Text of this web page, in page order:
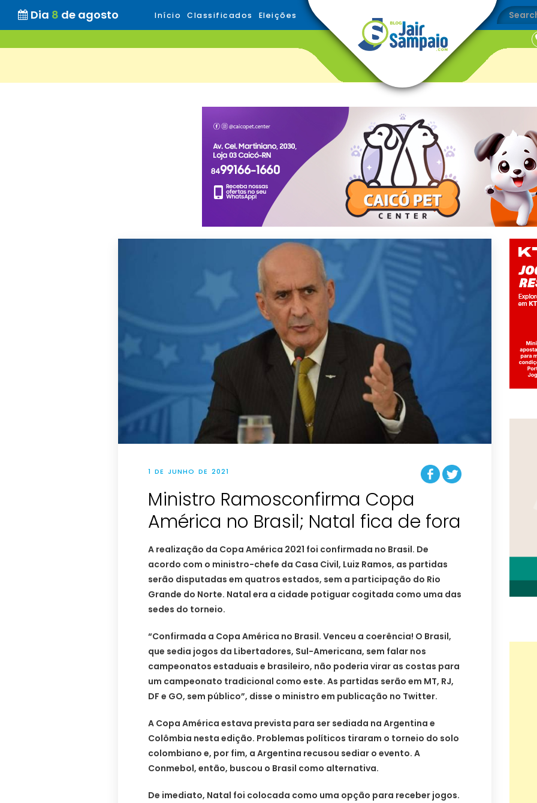
Dia 8 de agosto Início Classificados Eleições
1 DE JUNHO DE 2021
Ministro Ramosconfirma Copa
América no Brasil; Natal fica de fora
A realização da Copa América 2021 foi confirmada no Brasil. De
acordo com o ministro-chefe da Casa Civil, Luiz Ramos, as partidas
serão disputadas em quatros estados, sem a participação do Rio
Grande do Norte. Natal era a cidade potiguar cogitada como uma das
sedes do torneio.
“Confirmada a Copa América no Brasil. Venceu a coerência! O Brasil,
que sedia jogos da Libertadores, Sul-Americana, sem falar nos
campeonatos estaduais e brasileiro, não poderia virar as costas para
um campeonato tradicional como este. As partidas serão em MT, RJ,
DF e GO, sem público”, disse o ministro em publicação no Twitter.
A Copa América estava prevista para ser sediada na Argentina e
Colômbia nesta edição. Problemas políticos tiraram o torneio do solo
colombiano e, por fim, a Argentina recusou sediar o evento. A
Conmebol, então, buscou o Brasil como alternativa.
De imediato, Natal foi colocada como uma opção para receber jogos.